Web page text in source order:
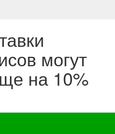
могут
на 10%